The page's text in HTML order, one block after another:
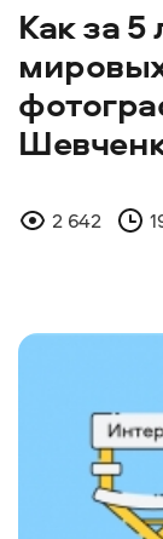
Как за 5
2 642